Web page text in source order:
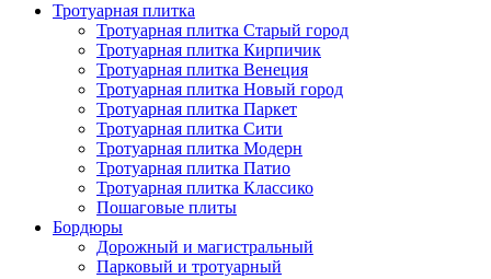
Тротуарная плитка
Тротуарная плитка Старый город
Тротуарная плитка Кирпичик
Тротуарная плитка Венеция
Тротуарная плитка Новый город
Тротуарная плитка Паркет
Тротуарная плитка Сити
Тротуарная плитка Модерн
Тротуарная плитка Патио
Тротуарная плитка Классико
Пошаговые плиты
Бордюры
Дорожный и магистральный
Парковый и тротуарный